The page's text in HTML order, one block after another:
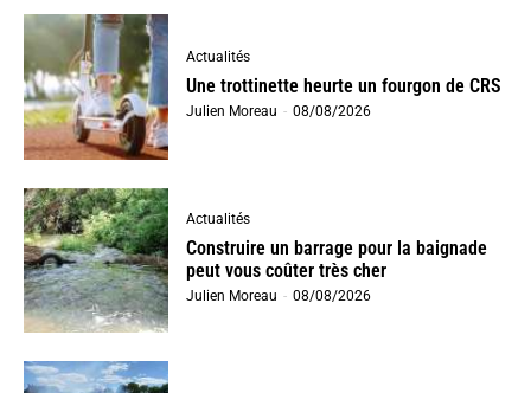
Actualités
Une trottinette heurte un fourgon de CRS
Julien Moreau - 08/08/2026
Actualités
Construire un barrage pour la baignade
peut vous coûter très cher
Julien Moreau - 08/08/2026